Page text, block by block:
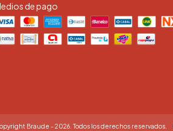
de pago
Braude - 2026. Todos los derechos reservados.